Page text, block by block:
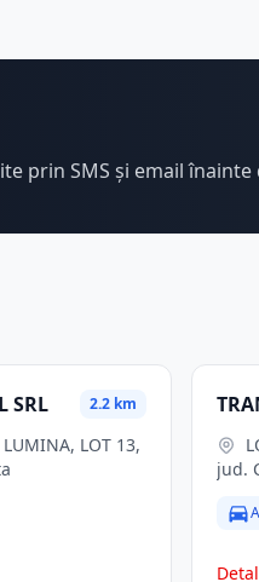
prin SMS și email înainte
SRL 2.2 km
jud.